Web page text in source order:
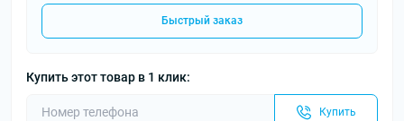
Быстрый заказ
Купить этот товар в 1 клик:
Купить